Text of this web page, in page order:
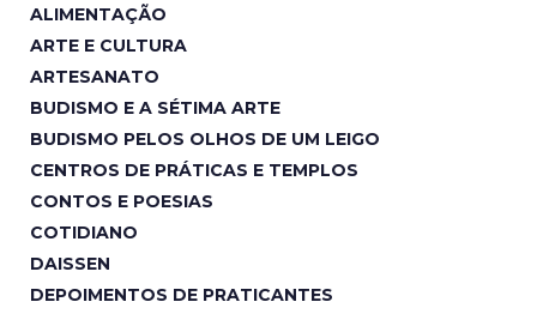
ALIMENTAÇÃO
ARTE E CULTURA
ARTESANATO
BUDISMO E A SÉTIMA ARTE
BUDISMO PELOS OLHOS DE UM LEIGO
CENTROS DE PRÁTICAS E TEMPLOS
CONTOS E POESIAS
COTIDIANO
DAISSEN
DEPOIMENTOS DE PRATICANTES